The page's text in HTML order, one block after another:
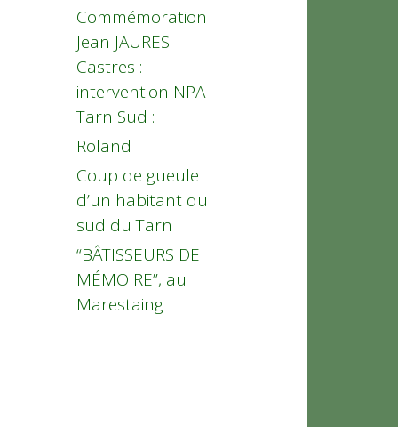
Commémoration
Jean JAURES
Castres :
intervention NPA
Tarn Sud :
Roland
Coup de gueule
d’un habitant du
sud du Tarn
“BÂTISSEURS DE
MÉMOIRE”, au
Marestaing